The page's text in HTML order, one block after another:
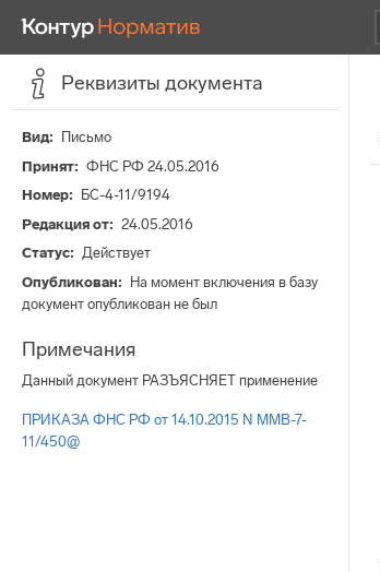
Реквизиты документа
Вид
Письмо
Принят
ФНС РФ 24.05.2016
Номер
БС-4-11/9194
Редакция от
24.05.2016
Статус
Действует
Опубликован
На момент включения в базу
документ опубликован не был
Примечания
Данный документ РАЗЪЯСНЯЕТ применение
ПРИКАЗА ФНС РФ от 14.10.2015 N ММВ-7-
11/450@